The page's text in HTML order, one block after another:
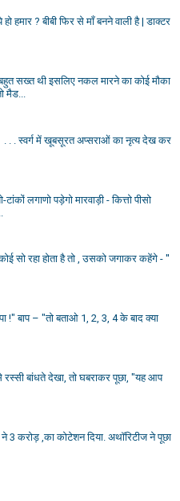
हमार ? बीबी फिर से माँ बनने वाली है | डाक्टर
बहुत सख्त थी इसलिए नकल मारने का कोई मौका
मैड...
. . . स्वर्ग में खूबसूरत अप्सराओं का नृत्य देख कर
लगाणो पड़ेगो मारवाड़ी - कित्तो पीसो
सो रहा होता है तो , उसको जगाकर कहेंगे - ''
!" बाप – "तो बताओ 1, 2, 3, 4 के बाद क्या
रस्सी बांधते देखा, तो घबराकर पूछा, "यह आप
3 करोड़ ,का कोटेशन दिया. अथॉरिटीज ने पूछा